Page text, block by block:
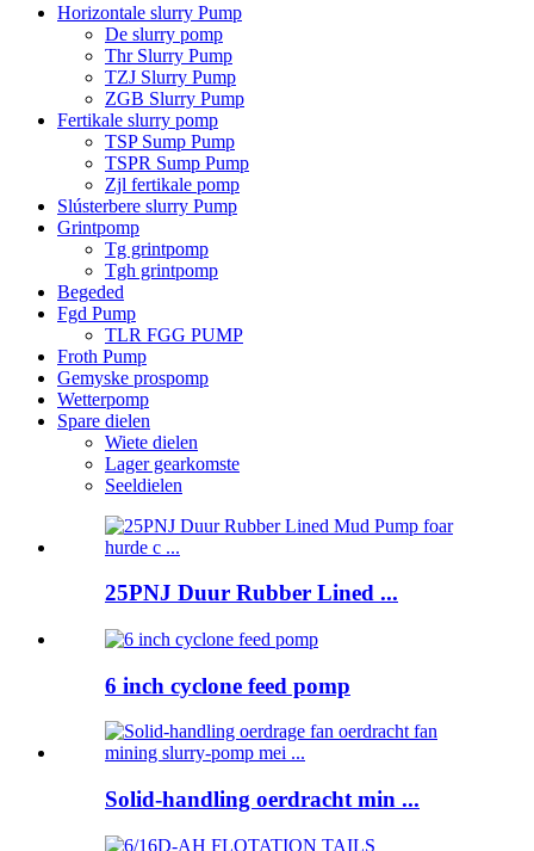
Horizontale slurry Pump
De slurry pomp
Thr Slurry Pump
TZJ Slurry Pump
ZGB Slurry Pump
Fertikale slurry pomp
TSP Sump Pump
TSPR Sump Pump
Zjl fertikale pomp
Slústerbere slurry Pump
Grintpomp
Tg grintpomp
Tgh grintpomp
Begeded
Fgd Pump
TLR FGG PUMP
Froth Pump
Gemyske prospomp
Wetterpomp
Spare dielen
Wiete dielen
Lager gearkomste
Seeldielen
25PNJ Duur Rubber Lined ...
6 inch cyclone feed pomp
Solid-handling oerdracht min ...